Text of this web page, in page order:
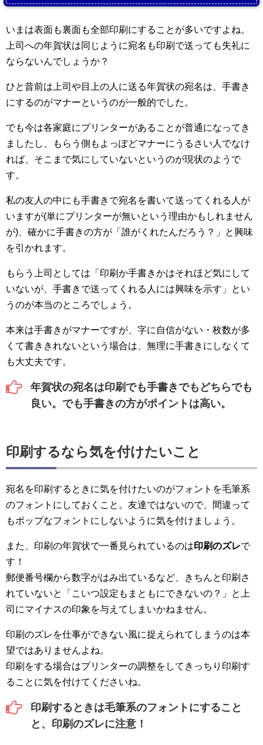
いまは表面も裏面も全部印刷にすることが多いですよね。
上司への年賀状は同じように宛名も印刷で送っても失礼に
ならないんでしょうか？
ひと昔前は上司や目上の人に送る年賀状の宛名は、手書き
にするのがマナーというのが一般的でした。
でも今は各家庭にプリンターがあることが普通になってき
ましたし、もらう側もよっぽどマナーにうるさい人でなけ
れば、そこまで気にしていないというのが現状のようで
す。
私の友人の中にも手書きで宛名を書いて送ってくれる人が
いますが(単にプリンターが無いという理由かもしれません
が)、確かに手書きの方が「誰がくれたんだろう？」と興味
を引かれます。
もらう上司としては「印刷か手書きかはそれほど気にして
いないが、手書きで送ってくれる人には興味を示す」とい
うのが本当のところでしょう。
本来は手書きがマナーですが、字に自信がない・枚数が多
くて書ききれないという場合は、無理に手書きにしなくて
も大丈夫です。
年賀状の宛名は印刷でも手書きでもどちらでも
良い。でも手書きの方がポイントは高い。
印刷するなら気を付けたいこと
宛名を印刷するときに気を付けたいのがフォントを毛筆系
のフォントにしておくこと。友達ではないので、間違って
もポップなフォントにしないように気を付けましょう。
また、印刷の年賀状で一番見られているのは印刷のズレで
す！
郵便番号欄から数字がはみ出ているなど、きちんと印刷さ
れていないと「こいつ設定もまともにできないの？」と上
司にマイナスの印象を与えてしまいかねません。
印刷のズレを仕事ができない風に捉えられてしまうのは本
望ではありませんよね。
印刷をする場合はプリンターの調整をしてきっちり印刷す
ることに気を付けてくださいね。
印刷するときは毛筆系のフォントにすること
と、印刷のズレに注意！